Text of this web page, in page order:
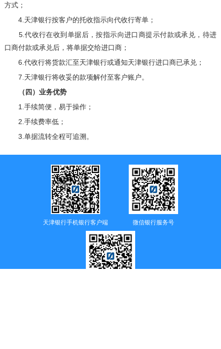
方式；
4.天津银行按客户的托收指示向代收行寄单；
5.代收行在收到单据后，按指示向进口商提示付款或承兑，待进
口商付款或承兑后，将单据交给进口商；
6.代收行将货款汇至天津银行或通知天津银行进口商已承兑；
7.天津银行将收妥的款项解付至客户账户。
（四）业务优势
1.手续简便，易于操作；
2.手续费率低；
3.单据流转全程可追溯。
天津银行手机银行客户端 微信银行服务号